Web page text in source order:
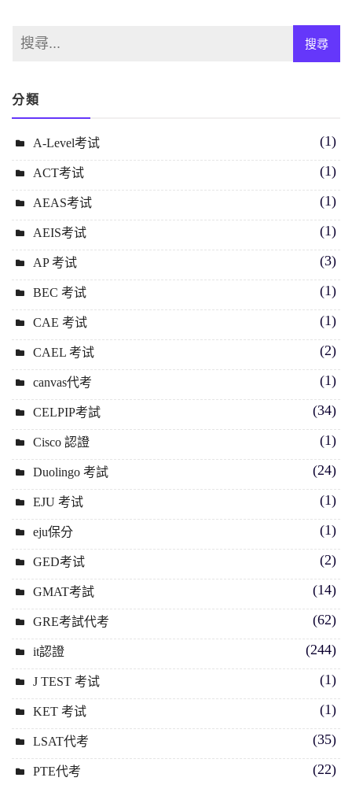
分類
A-Level考试 (1)
ACT考试 (1)
AEAS考试 (1)
AEIS考试 (1)
AP 考试 (3)
BEC 考试 (1)
CAE 考试 (1)
CAEL 考试 (2)
canvas代考 (1)
CELPIP考試 (34)
Cisco 認證 (1)
Duolingo 考試 (24)
EJU 考试 (1)
eju保分 (1)
GED考试 (2)
GMAT考試 (14)
GRE考試代考 (62)
it認證 (244)
J TEST 考试 (1)
KET 考试 (1)
LSAT代考 (35)
PTE代考 (22)